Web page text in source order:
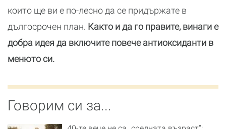
които ще ви е по-лесно да се придържате в
дългосрочен план. Както и да го правите, винаги е
добра идея да включите повече антиоксиданти в
менюто си.
Говорим си за...